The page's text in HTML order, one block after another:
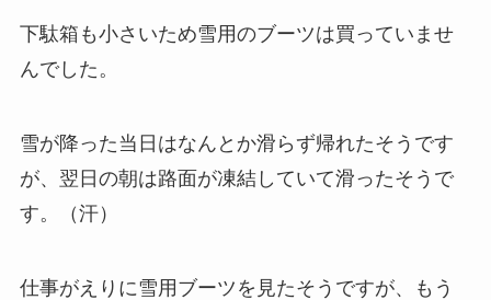
下駄箱も小さいため雪用のブーツは買っていませ
んでした。
雪が降った当日はなんとか滑らず帰れたそうです
が、翌日の朝は路面が凍結していて滑ったそうで
す。（汗）
仕事がえりに雪用ブーツを見たそうですが、もう